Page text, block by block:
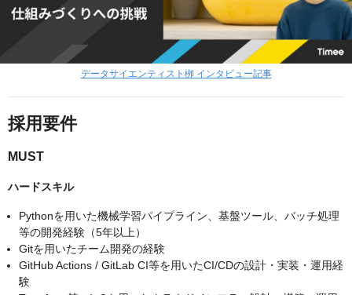
データサイエンティスト栁 インタビュー記事
採用要件
MUST
ハードスキル
Pythonを用いた機械学習パイプライン、基盤ツール、バッチ処理
等の開発経験（5年以上）
Gitを用いたチーム開発の経験
GitHub Actions / GitLab CI等を用いたCI/CDの設計・実装・運用経
験